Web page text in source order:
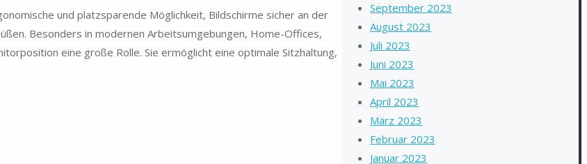
und platzsparende Möglichkeit, Bildschirme sicher an der
Besonders in modernen Arbeitsumgebungen, Home-Offices,
eine große Rolle. Sie ermöglicht eine optimale Sitzhaltung,
September 2023
August 2023
Juli 2023
Juni 2023
Mai 2023
April 2023
März 2023
Februar 2023
Januar 2023